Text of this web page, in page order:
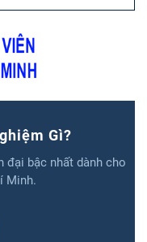
Gì?
đại bậc nhất dành cho
Minh.